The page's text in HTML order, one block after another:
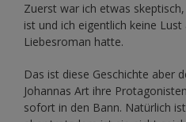
Zuerst war ich etwas
ist und ich eigentlich keine
Liebesroman hatte.
Das ist diese Geschichte aber
Johannas Art ihre
sofort in den Bann. Natürlich